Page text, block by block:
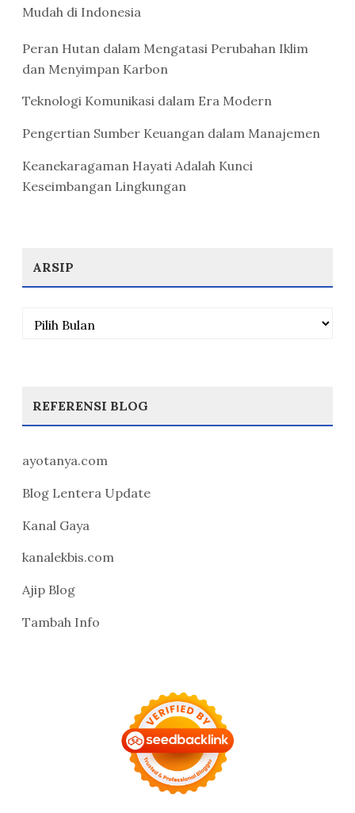
Mudah di Indonesia
Peran Hutan dalam Mengatasi Perubahan Iklim
dan Menyimpan Karbon
Teknologi Komunikasi dalam Era Modern
Pengertian Sumber Keuangan dalam Manajemen
Keanekaragaman Hayati Adalah Kunci
Keseimbangan Lingkungan
ARSIP
Arsip
REFERENSI BLOG
ayotanya.com
Blog Lentera Update
Kanal Gaya
kanalekbis.com
Ajip Blog
Tambah Info